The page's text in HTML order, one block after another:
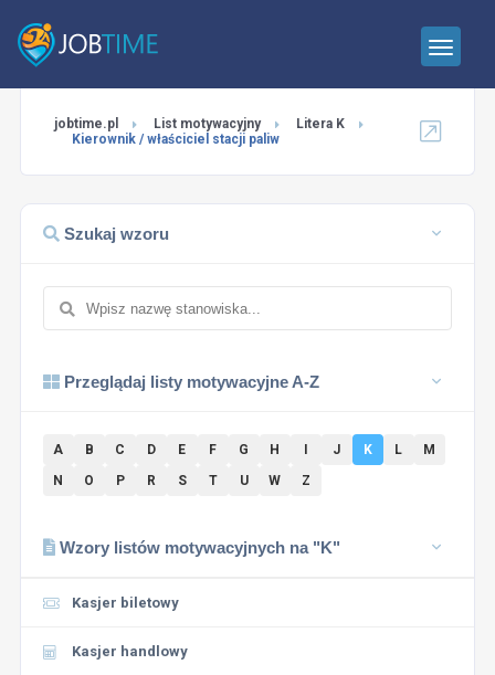
jobtime.pl List motywacyjny
Litera K
Kierownik / właściciel stacji paliw
Szukaj wzoru
Przeglądaj listy motywacyjne A-Z
A B C D E F G H J K L
M
N
O P R S T U W Z
Wzory listów motywacyjnych na "K"
Kasjer biletowy
Kasjer handlowy